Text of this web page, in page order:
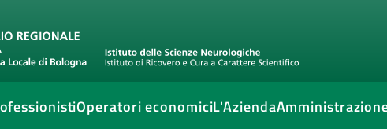
Operatori economiciL'Azienda